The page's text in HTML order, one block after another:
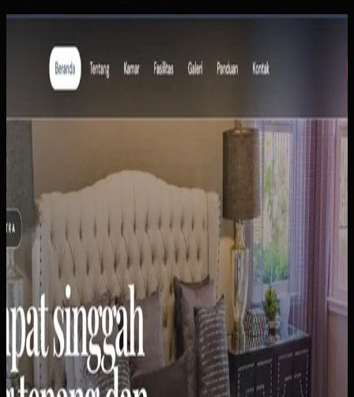
Wisma Asri Putra
Wisma Asri Putra
Sebelumnya
Klien memiliki penginapan losmen yang dikelola secara
manual. Tamu harus datang langsung atau telepon untuk
tanya kamar. Informasi kamar, harga, dan fasilitas tersebar
di berbagai platform chat.
Yang kami bangun
Kami membuat website profil bisnis yang menampilkan
semua tipe kamar (Standar, Superior, Double), harga per
malam, kapasitas tamu, dan fasilitas lengkap. Dilengkapi
galeri foto untuk setiap tipe kamar dan tombol WhatsApp
untuk pemesanan cepat.
Baca studi kasus lengkap